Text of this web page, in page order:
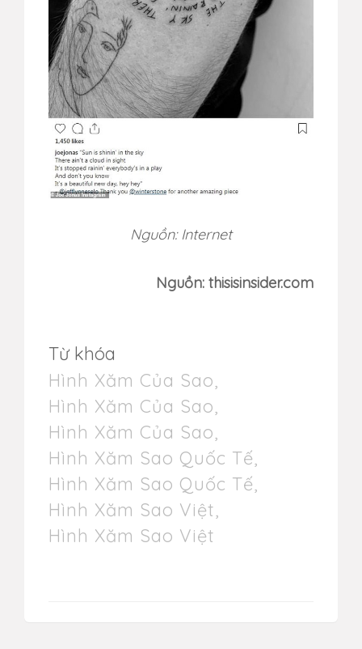
Nguồn: Internet
Nguồn: thisisinsider.com
Từ khóa
Hình Xăm Của Sao,
Hình Xăm Của Sao,
Hình Xăm Của Sao,
Hình Xăm Sao Quốc Tế,
Hình Xăm Sao Quốc Tế,
Hình Xăm Sao Việt,
Hình Xăm Sao Việt